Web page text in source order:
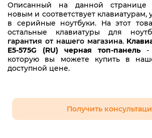
Описанный на данной странице
новым и соответствует клавиатурам,
в серийные ноутбуки. На этот
остальные клавиатуры для
гарантия от нашего магазина.
E5-575G (RU) черная топ-панель -
которую вы можете купить в
доступной цене.
Получить